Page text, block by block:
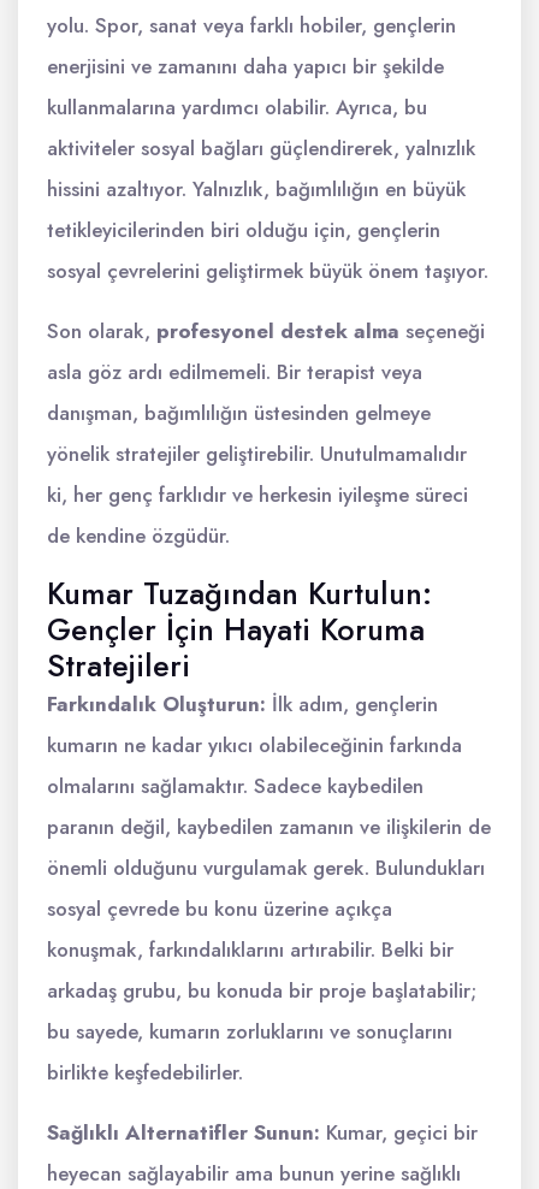
yolu. Spor, sanat veya farklı hobiler, gençlerin
enerjisini ve zamanını daha yapıcı bir şekilde
kullanmalarına yardımcı olabilir. Ayrıca, bu
aktiviteler sosyal bağları güçlendirerek, yalnızlık
hissini azaltıyor. Yalnızlık, bağımlılığın en büyük
tetikleyicilerinden biri olduğu için, gençlerin
sosyal çevrelerini geliştirmek büyük önem taşıyor.
Son olarak, profesyonel destek alma seçeneği
asla göz ardı edilmemeli. Bir terapist veya
danışman, bağımlılığın üstesinden gelmeye
yönelik stratejiler geliştirebilir. Unutulmamalıdır
ki, her genç farklıdır ve herkesin iyileşme süreci
de kendine özgüdür.
Kumar Tuzağından Kurtulun:
Gençler İçin Hayati Koruma
Stratejileri
Farkındalık Oluşturun: İlk adım, gençlerin
kumarın ne kadar yıkıcı olabileceğinin farkında
olmalarını sağlamaktır. Sadece kaybedilen
paranın değil, kaybedilen zamanın ve ilişkilerin de
önemli olduğunu vurgulamak gerek. Bulundukları
sosyal çevrede bu konu üzerine açıkça
konuşmak, farkındalıklarını artırabilir. Belki bir
arkadaş grubu, bu konuda bir proje başlatabilir;
bu sayede, kumarın zorluklarını ve sonuçlarını
birlikte keşfedebilirler.
Sağlıklı Alternatifler Sunun: Kumar, geçici bir
heyecan sağlayabilir ama bunun yerine sağlıklı